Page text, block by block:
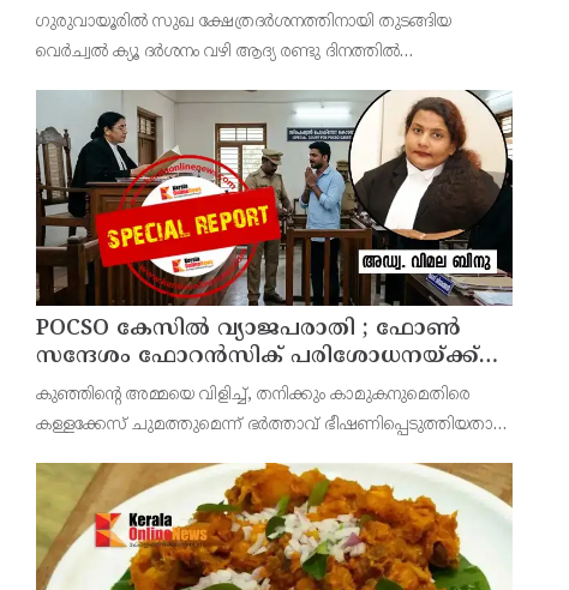
ഗുരുവായൂരിൽ സുഖ ക്ഷേത്രദർശനത്തിനായി തുടങ്ങിയ
വെർച്വൽ ക്യൂ ദർശനം വഴി ആദ്യ രണ്ടു ദിനത്തിൽ
ലൈൻ വഴി ദർശനം ബുക്ക് ചെയ്തിരുന്നു.
POCSO കേസിൽ വ്യാജപരാതി ; ഫോൺ
സന്ദേശം ഫോറൻസിക് പരിശോധനയ്ക്ക്
ഹൈക്കോടതി നിർദേശം; പ്രതിയെ
വെറുതെവിട്ട് ആലുവ ഫാസ്റ്റ് ട്രാക്ക് കോടതി
കുഞ്ഞിന്റെ അമ്മയെ വിളിച്ച്, തനിക്കും കാമുകനുമെതിരെ
കള്ളക്കേസ് ചുമത്തുമെന്ന് ഭർത്താവ് ഭീഷണിപ്പെടുത്തിയതായി
പരിശോധിച്ച് റിപ്പോർട്ട് കോടതിയിൽ സമർപ്പിക്കണമെന്